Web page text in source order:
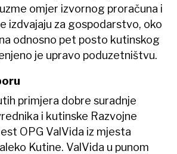
omjer izvornog proračuna i
izdvajaju za gospodarstvo, oko
odnosno pet posto kutinskog
je upravo poduzetništvu.
primjera dobre suradnje
i kutinske Razvojne
OPG ValVida iz mjesta
Kutine. ValVida u punom